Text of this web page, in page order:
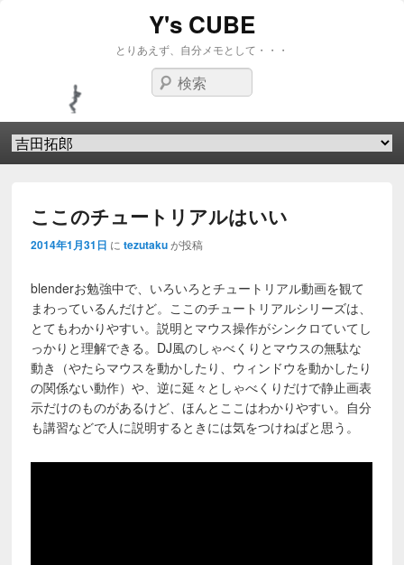
Y's CUBE
とりあえず、自分メモとして・・・
検索
第1メニュー
第1メニューのコンテンツまでスキップ
第2メニューのコンテンツまでスキップ
ここのチュートリアルはいい
2014年1月31日 に tezutaku が投稿
blenderお勉強中で、いろいろとチュートリアル動画を観て
まわっているんだけど。ここのチュートリアルシリーズは、
とてもわかりやすい。説明とマウス操作がシンクロていてし
っかりと理解できる。DJ風のしゃべくりとマウスの無駄な
動き（やたらマウスを動かしたり、ウィンドウを動かしたり
の関係ない動作）や、逆に延々としゃべくりだけで静止画表
示だけのものがあるけど、ほんとここはわかりやすい。自分
も講習などで人に説明するときには気をつけねばと思う。